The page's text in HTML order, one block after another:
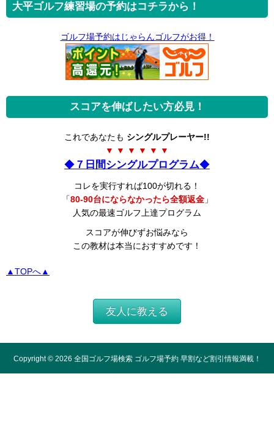
大平ゴルフ練習場の予約はコチラから！
ゴルフ場予約はじゃらんゴルフがお得！
スコアを伸ばしたい方必見！
これであなたも シングルプレーヤー!!
▼ ▼ ▼ ▼ ▼ ▼
◆ ７日間シングルプログラム◆
コレを実行すれば100が切れる！
「80-90台にならなかったら全額返金」
人気の最速ゴルフ上達プログラム
スコアが伸びずお悩みなら
この教材は本当におすすめです！
▲TOPへ▲
友人に教える
Copyright © 2026 全国ゴルフ場検索 ゴルフ場予約 早割など割引情報満載！